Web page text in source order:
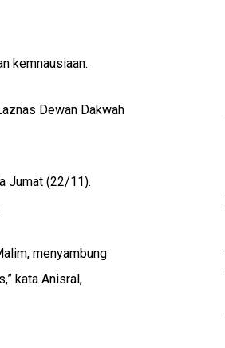
kemnausiaan.
Dewan Dakwah
Jumat (22/11).
menyambung
kata Anisral,